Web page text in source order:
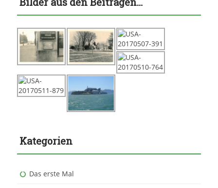
Kategorien
Das erste Mal